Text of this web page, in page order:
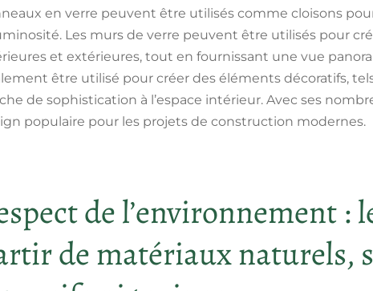
en verre peuvent être utilisés comme cloisons
Les murs de verre peuvent être utilisés pour
et extérieures, tout en fournissant une vue
être utilisé pour créer des éléments décoratifs,
de sophistication à l’espace intérieur. Avec ses
populaire pour les projets de construction modernes.
de l’environnement :
de matériaux naturels,